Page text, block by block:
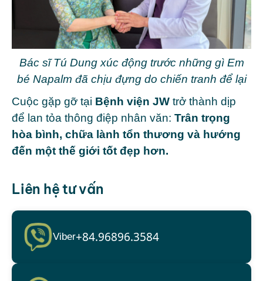
Bác sĩ Tú Dung xúc động trước những gì Em
bé Napalm đã chịu đựng do chiến tranh để lại
Cuộc gặp gỡ tại Bệnh viện JW trở thành dịp
để lan tỏa thông điệp nhân văn: Trân trọng
hòa bình, chữa lành tổn thương và hướng
đến một thế giới tốt đẹp hơn.
Liên hệ tư vấn
Viber+84.96896.3584